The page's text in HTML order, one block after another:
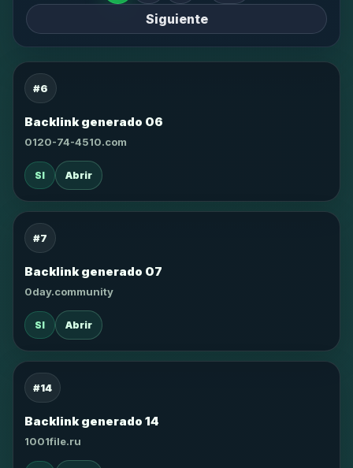
Siguiente
#6
Backlink generado 06
0120-74-4510.com
SI Abrir
#7
Backlink generado 07
0day.community
SI Abrir
#14
Backlink generado 14
1001file.ru